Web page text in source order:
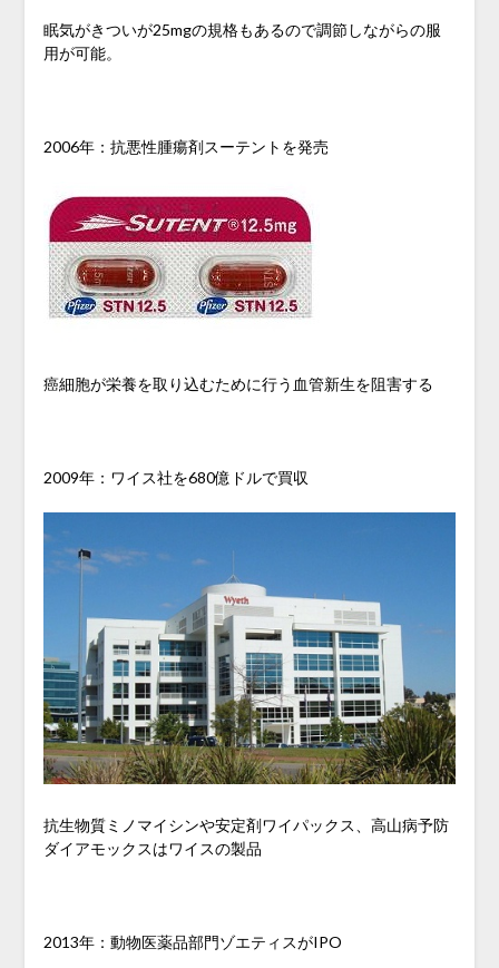
眠気がきついが25mgの規格もあるので調節しながらの服
用が可能。
2006年：抗悪性腫瘍剤スーテントを発売
癌細胞が栄養を取り込むために行う血管新生を阻害する
2009年：ワイス社を680億ドルで買収
抗生物質ミノマイシンや安定剤ワイパックス、高山病予防
ダイアモックスはワイスの製品
2013年：動物医薬品部門ゾエティスがIPO